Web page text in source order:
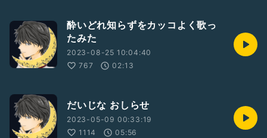
#男性トーカー
#フリートーク
酔いどれ知らずをカッコよく歌っ
たみた
2023-08-25 10:04:40
767
02:13
だいじな おしらせ
2023-05-09 00:33:19
1114
05:56